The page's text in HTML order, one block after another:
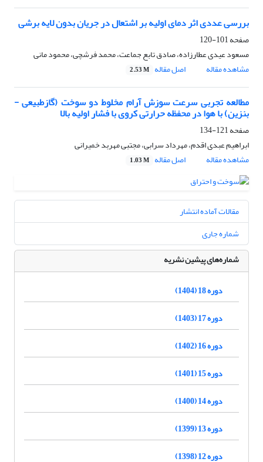
بررسی عددی اثر دمای اولیه بر اشتعال در جریان بدون لایه برشی
صفحه101-120
مسعود عیدی عطارزاده، صادق تابع جماعت، محمد فرشچی، محمود مانی
مشاهده مقاله
اصل مقاله 2.53 M
مطالعه تجربی سرعت سوزش آرام مخلوط دو سوخت (گازطبیعی -
بنزین) با هوا در محفظه حرارتی کروی با فشار اولیه بالا
صفحه121-134
ابراهیم عبدی اقدم، مهرداد سرابی، مجتبی مهربد خمیرانی
مشاهده مقاله
اصل مقاله 1.03 M
مقالات آماده انتشار
شماره جاری
شماره‌های پیشین نشریه
دوره 18 (1404)
دوره 17 (1403)
دوره 16 (1402)
دوره 15 (1401)
دوره 14 (1400)
دوره 13 (1399)
دوره 12 (1398)